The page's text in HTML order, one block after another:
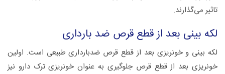
تاثیر می‌گذارند.
لکه بینی بعد از قطع قرص ضد بارداری
لکه بینی و خونریزی بعد از قطع قرص ضدبارداری طبیعی است. اولین
خونریزی بعد از قطع قرص جلوگیری به عنوان خونریزی ترک دارو نیز